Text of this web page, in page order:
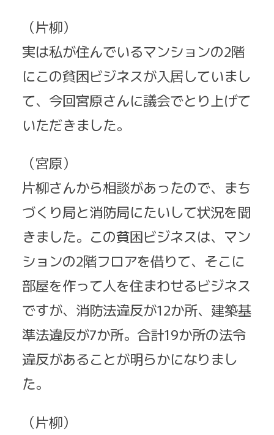
（片柳）
実は私が住んでいるマンションの2階
にこの貧困ビジネスが入居していまし
て、今回宮原さんに議会でとり上げて
いただきました。
（宮原）
片柳さんから相談があったので、まち
づくり局と消防局にたいして状況を聞
きました。この貧困ビジネスは、マン
ションの2階フロアを借りて、そこに
部屋を作って人を住まわせるビジネス
ですが、消防法違反が12か所、建築基
準法違反が7か所。合計19か所の法令
違反があることが明らかになりまし
た。
（片柳）